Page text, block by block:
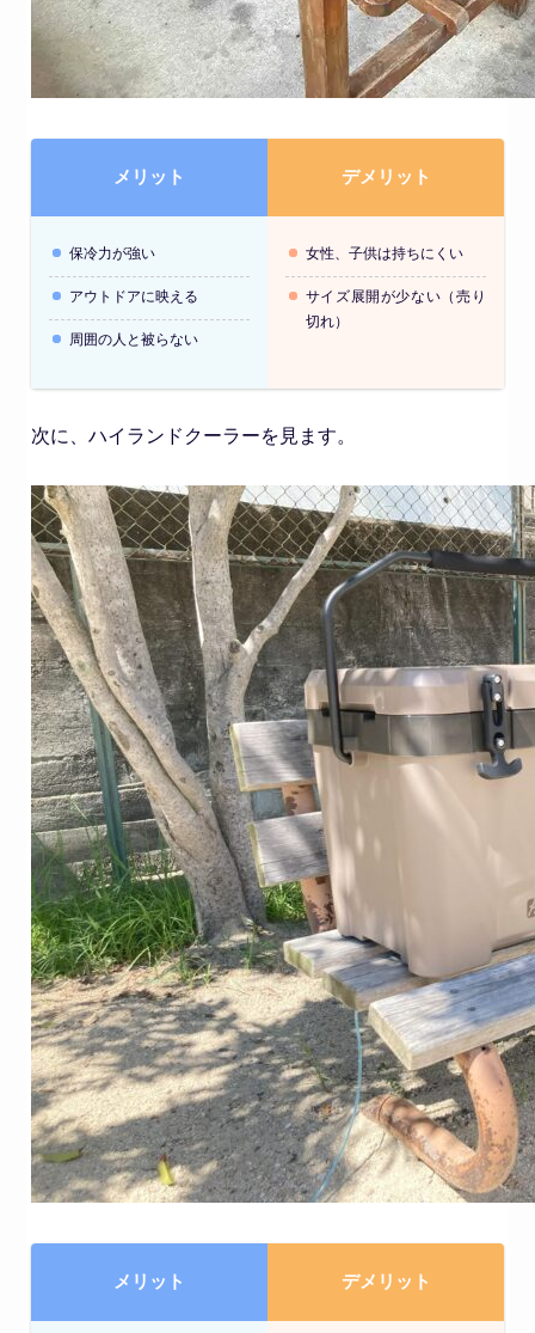
メリット
保冷力が強い
アウトドアに映える
周囲の人と被らない
デメリット
女性、子供は持ちにくい
サイズ展開が少ない（売り
切れ）
次に、ハイランドクーラーを見ます。
メリット デメリット